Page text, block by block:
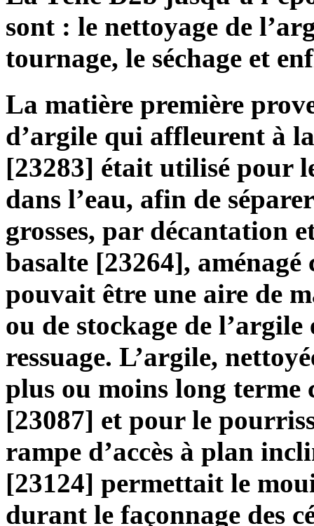
sont : le nettoyage de
tournage, le séchage et
La matière première
d’argile qui affleurent à
[23283] était utilisé pour
dans l’eau, afin de
grosses, par décantation
basalte [23264],
pouvait être une aire de
ou de stockage de
ressuage. L’argile,
plus ou moins long terme
[23087] et pour le
rampe d’accès à plan
[23124] permettait le
durant le façonnage des